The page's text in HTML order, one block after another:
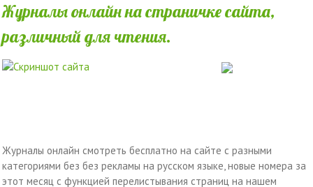
Журналы онлайн на страничке сайта,
различный для чтения.
Журналы онлайн смотреть бесплатно на сайте с разными
категориями без без рекламы на русском языке, новые номера за
этот месяц с функцией перелистывания страниц на нашем